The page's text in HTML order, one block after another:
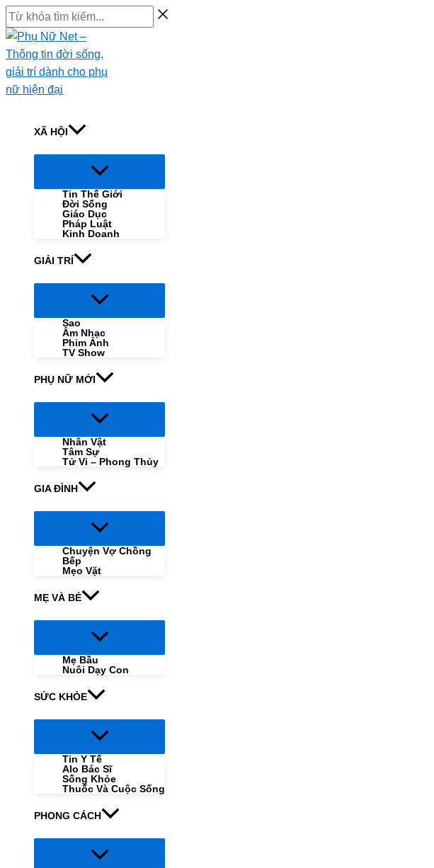
Skip
to
content
Từ
khóa
tìm
kiếm...
XÃ HỘI
Menu
Tin Thế Giới
Đời Sống
Giáo Dục
Pháp Luật
Kinh Doanh
GIẢI TRÍ
Menu
Sao
Âm Nhạc
Phim Ảnh
TV Show
PHỤ NỮ MỚI
Menu
Nhân Vật
Tâm Sự
Tử Vi – Phong Thủy
GIA ĐÌNH
Menu
Chuyện Vợ Chồng
Bếp
Mẹo Vặt
MẸ VÀ BÉ
Menu
Mẹ Bầu
Nuôi Dạy Con
SỨC KHỎE
Menu
Tin Y Tế
Alo Bác Sĩ
Sống Khỏe
Thuốc Và Cuộc Sống
PHONG CÁCH
Menu